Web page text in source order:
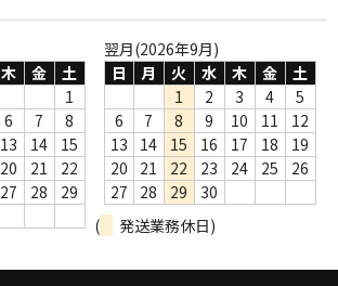
木 金
土
1
6 7
8
13 14
15
20 21
22
27 28
29
翌月(2026年9月)
日
月 火 水 木 金
土
1
2 3 4
5
6
7 8 9 10 11
12
13
14 15 16 17 18
19
20
21 22 23 24 25
26
27
28 29
30
(
発送業務休日)